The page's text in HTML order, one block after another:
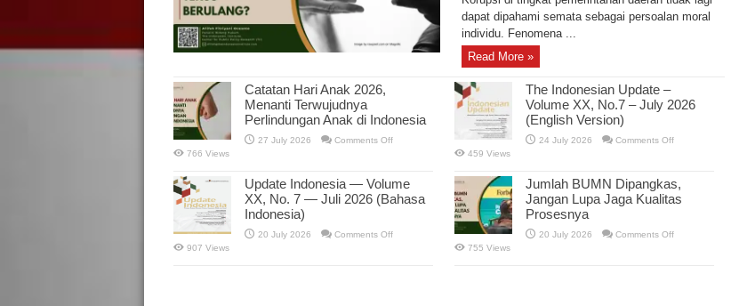
Kepala
Daerah
Terus
dapat dipahami semata sebagai persoalan moral
individu. Fenomena ...
Read More »
Catatan Hari Anak 2026,
Menanti Terwujudnya
Perlindungan Anak di Indonesia
27 July 2026 Comments Offon
Menanti
Terwujudnya
Indonesia
766 Views
The Indonesian Update –
Volume XX, No.7 – July 2026
(English Version)
24 July 2026 Comments Offon
Volume
XX,
2026
459 Views
Update Indonesia — Volume
XX, No. 7 — Juli 2026 (Bahasa
Indonesia)
20 July 2026 Comments Offon
907 Views
Jumlah BUMN Dipangkas,
Jangan Lupa Jaga Kualitas
Prosesnya
20 July 2026 Comments Offon
755 Views